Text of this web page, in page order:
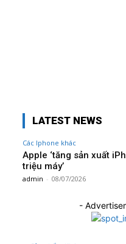
LATEST NEWS
Các Iphone khác
Apple ‘tăng sản xuất
triệu máy’
admin - 08/07/2026
-